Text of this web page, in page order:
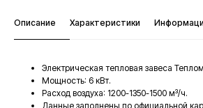
Описание Характеристики
Электрическая тепловая завеса
Мощность: 6 кВт.
Расход воздуха: 1200-1350-1500 м³/ч.
Данные заполнены по официальной